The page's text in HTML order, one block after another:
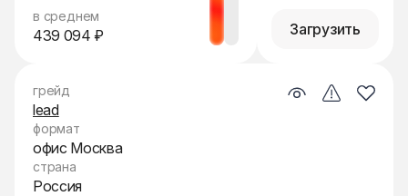
в среднем
439 094 ₽ Загрузить
грейд
lead
формат
офис Москва
страна
Россия